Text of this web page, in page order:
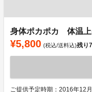
身体ポカポカ 体温上
¥5,800 (税込/送料込)残り
ご提供予定時期：2016年12